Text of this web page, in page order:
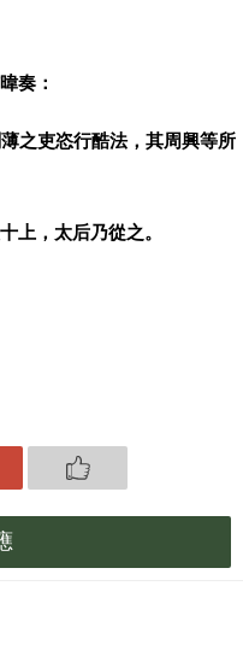
奏：
之吏恣行酷法，其周興等所
上，太后乃從之。